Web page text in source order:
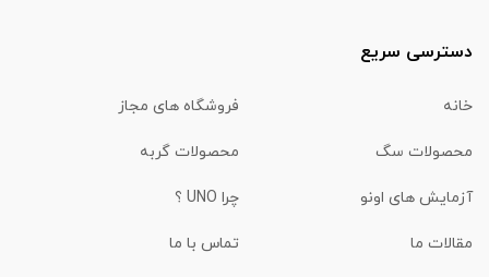
دسترسی سریع
خانه فروشگاه های مجاز
محصولات سگ محصولات گربه
آزمایش های اونو چرا UNO ؟
مقالات ما تماس با ما